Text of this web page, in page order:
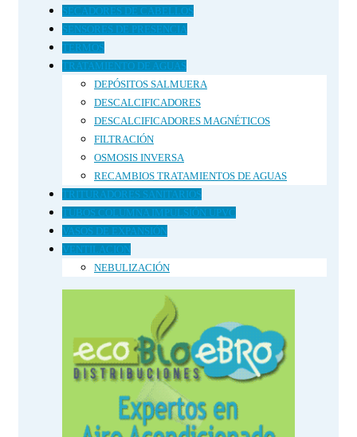
SECADORES DE CABELLOS
SENSORES DE PRESENCIA
TERMOS
TRATAMIENTO DE AGUAS
DEPÓSITOS SALMUERA
DESCALCIFICADORES
DESCALCIFICADORES MAGNÉTICOS
FILTRACIÓN
OSMOSIS INVERSA
RECAMBIOS TRATAMIENTOS DE AGUAS
TRITURADORES SANITARIOS
TUBOS COLUMNA IMPULSIÓN UPVC
VASOS DE EXPANSIÓN
VENTILACION
NEBULIZACIÓN